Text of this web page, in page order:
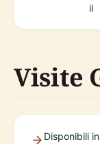
il
Visite
Disponibili